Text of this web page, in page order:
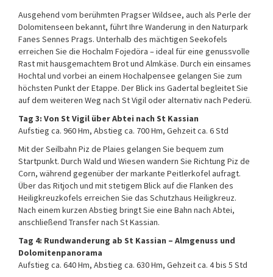
Ausgehend vom berühmten Pragser Wildsee, auch als Perle der
Dolomitenseen bekannt, führt Ihre Wanderung in den Naturpark
Fanes Sennes Prags. Unterhalb des mächtigen Seekofels
erreichen Sie die Hochalm Fojedöra – ideal für eine genussvolle
Rast mit hausgemachtem Brot und Almkäse. Durch ein einsames
Hochtal und vorbei an einem Hochalpensee gelangen Sie zum
höchsten Punkt der Etappe. Der Blick ins Gadertal begleitet Sie
auf dem weiteren Weg nach St Vigil oder alternativ nach Pederü.
Tag 3: Von St Vigil über Abtei nach St Kassian
Aufstieg ca. 960 Hm, Abstieg ca. 700 Hm, Gehzeit ca. 6 Std
Mit der Seilbahn Piz de Plaies gelangen Sie bequem zum
Startpunkt. Durch Wald und Wiesen wandern Sie Richtung Piz de
Corn, während gegenüber der markante Peitlerkofel aufragt.
Über das Ritjoch und mit stetigem Blick auf die Flanken des
Heiligkreuzkofels erreichen Sie das Schutzhaus Heiligkreuz.
Nach einem kurzen Abstieg bringt Sie eine Bahn nach Abtei,
anschließend Transfer nach St Kassian.
Tag 4: Rundwanderung ab St Kassian – Almgenuss und
Dolomitenpanorama
Aufstieg ca. 640 Hm, Abstieg ca. 630 Hm, Gehzeit ca. 4 bis 5 Std